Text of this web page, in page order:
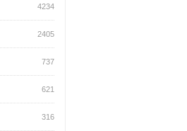
4234
2405
737
621
316